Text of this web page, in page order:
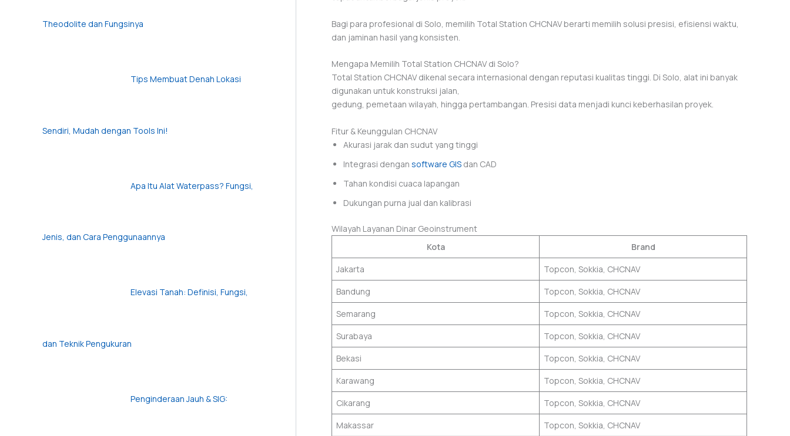
Theodolite dan Fungsinya
Tips Membuat Denah Lokasi
Sendiri, Mudah dengan Tools Ini!
Apa Itu Alat Waterpass? Fungsi,
Jenis, dan Cara Penggunaannya
Elevasi Tanah: Definisi, Fungsi,
dan Teknik Pengukuran
Penginderaan Jauh & SIG:
Bagi para profesional di Solo, memilih Total Station CHCNAV berarti memilih solusi presisi, efisiensi waktu,
dan jaminan hasil yang konsisten.
Mengapa Memilih Total Station CHCNAV di Solo?
Total Station CHCNAV dikenal secara internasional dengan reputasi kualitas tinggi. Di Solo, alat ini banyak
digunakan untuk konstruksi jalan,
gedung, pemetaan wilayah, hingga pertambangan. Presisi data menjadi kunci keberhasilan proyek.
Fitur & Keunggulan CHCNAV
Akurasi jarak dan sudut yang tinggi
Integrasi dengan software GIS dan CAD
Tahan kondisi cuaca lapangan
Dukungan purna jual dan kalibrasi
Wilayah Layanan Dinar Geoinstrument
Kota
Brand
Jakarta
Topcon, Sokkia, CHCNAV
Bandung
Topcon, Sokkia, CHCNAV
Semarang
Topcon, Sokkia, CHCNAV
Surabaya
Topcon, Sokkia, CHCNAV
Bekasi
Topcon, Sokkia, CHCNAV
Karawang
Topcon, Sokkia, CHCNAV
Cikarang
Topcon, Sokkia, CHCNAV
Makassar
Topcon, Sokkia, CHCNAV